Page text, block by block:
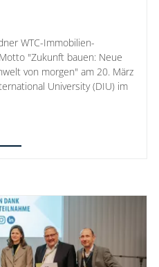
WTC-Immobilien-
"Zukunft bauen: Neue
von morgen" am 20. März
University (DIU) im